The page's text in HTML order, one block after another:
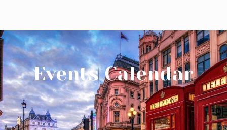
Events Calendar
Phone Us: 010 75 320 37